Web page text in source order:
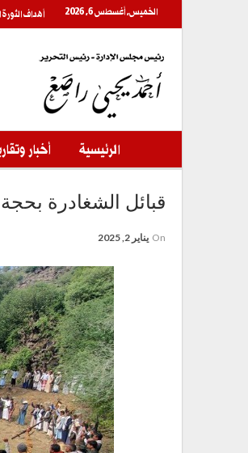
الخميس, أغسطس 6, 2026 أهداف الثورة
الرئيسية أخبار
قبائل الشغادرة
On يناير 2, 2025